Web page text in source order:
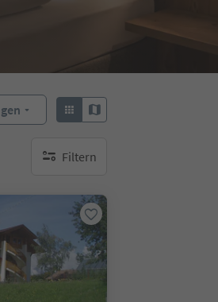
Filtern
keine aktiven Filte